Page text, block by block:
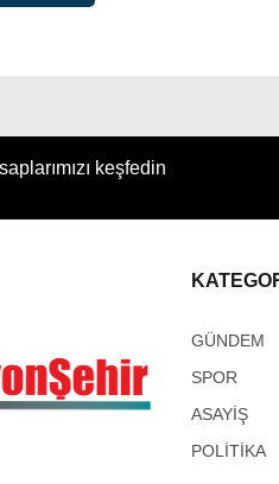
keşfedin
GÜNDEM
SPOR
ASAYİŞ
POLİTİKA